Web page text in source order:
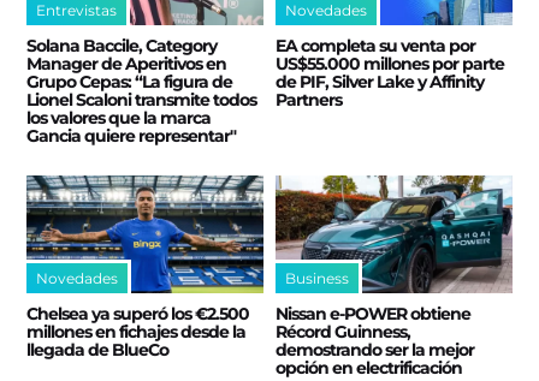
Entrevistas
Solana Baccile, Category
Manager de Aperitivos en
Grupo Cepas: “La figura de
Lionel Scaloni transmite todos
los valores que la marca
Gancia quiere representar"
Novedades
EA completa su venta por
US$55.000 millones por parte
de PIF, Silver Lake y Affinity
Partners
Novedades
Chelsea ya superó los €2.500
millones en fichajes desde la
llegada de BlueCo
Business
Nissan e‑POWER obtiene
Récord Guinness,
demostrando ser la mejor
opción en electrificación